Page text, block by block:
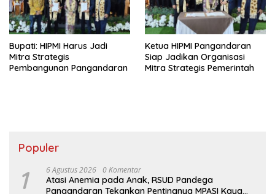
Bupati: HIPMI Harus Jadi
Mitra Strategis
Pembangunan Pangandaran
Ketua HIPMI Pangandaran
Siap Jadikan Organisasi
Mitra Strategis Pemerintah
Populer
1 6 Agustus 2026 0 Komentar
Atasi Anemia pada Anak, RSUD Pandega
Pangandaran Tekankan Pentingnya MPASI Kaya